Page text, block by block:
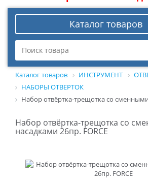
Каталог товаров
Каталог товаров ИНСТРУМЕНТ
НАБОРЫ ОТВЕРТОК
Набор отвёртка-трещотка со
Набор отвёртка-трещотка со
насадками 26пр. FORCE